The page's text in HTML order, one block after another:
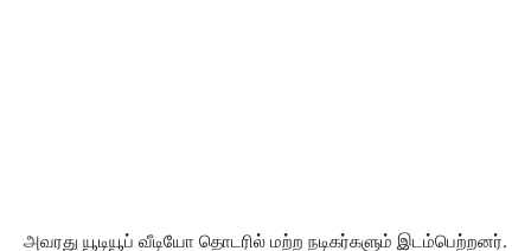
அவரது யூடியூப் வீடியோ தொடரில் மற்ற நடிகர்களும் இடம்பெற்றனர்.